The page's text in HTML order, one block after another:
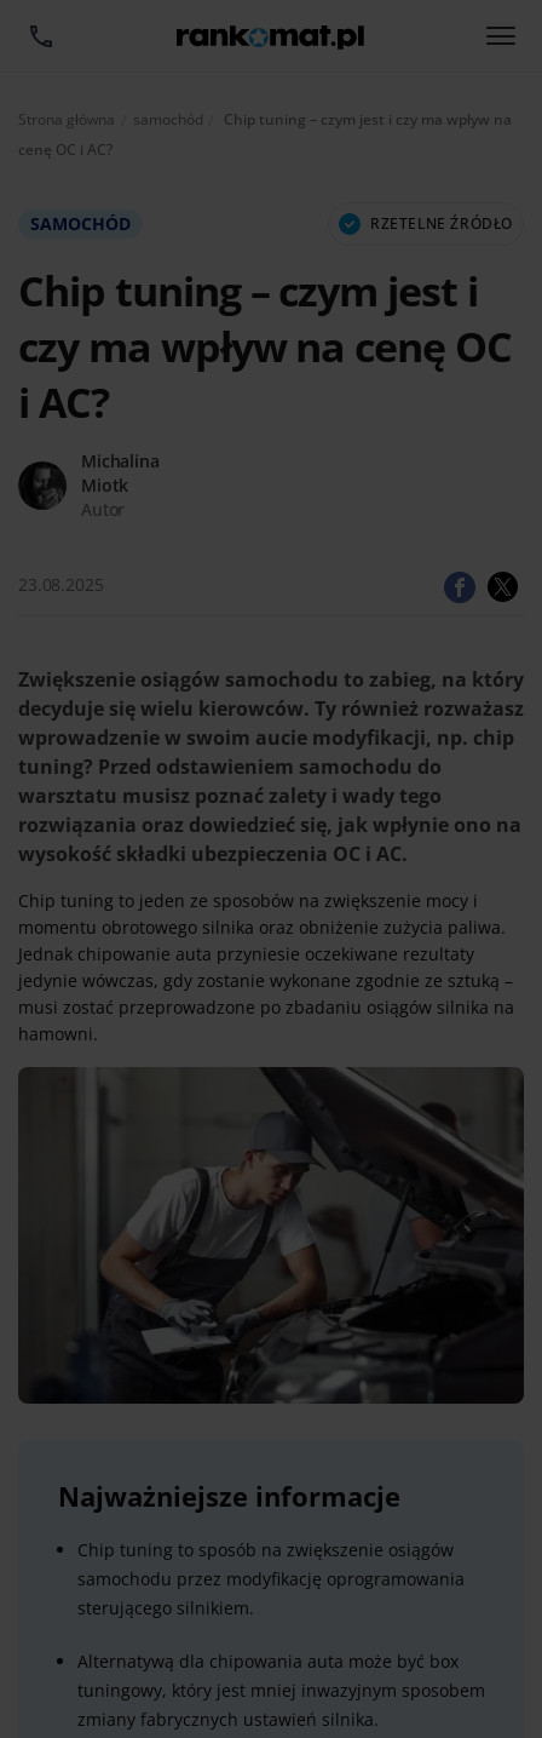
Strona główna samochód Aktualnie:
Chip tuning – czym jest i czy ma wpływ na
cenę OC i AC?
SAMOCHÓD RZETELNE ŹRÓDŁO
Chip tuning – czym jest i
czy ma wpływ na cenę OC
i AC?
Michalina
Miotk
Autor
23.08.2025
Zwiększenie osiągów samochodu to zabieg, na który
decyduje się wielu kierowców. Ty również rozważasz
wprowadzenie w swoim aucie modyfikacji, np. chip
tuning? Przed odstawieniem samochodu do
warsztatu musisz poznać zalety i wady tego
rozwiązania oraz dowiedzieć się, jak wpłynie ono na
wysokość składki ubezpieczenia OC i AC.
Chip tuning to jeden ze sposobów na zwiększenie mocy i
momentu obrotowego silnika oraz obniżenie zużycia paliwa.
Jednak chipowanie auta przyniesie oczekiwane rezultaty
jedynie wówczas, gdy zostanie wykonane zgodnie ze sztuką –
musi zostać przeprowadzone po zbadaniu osiągów silnika na
hamowni.
Najważniejsze informacje
Chip tuning to sposób na zwiększenie osiągów
samochodu przez modyfikację oprogramowania
sterującego silnikiem.
Alternatywą dla chipowania auta może być box
tuningowy, który jest mniej inwazyjnym sposobem
zmiany fabrycznych ustawień silnika.